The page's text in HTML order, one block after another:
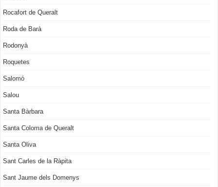
Rocafort de Queralt
Roda de Barà
Rodonyà
Roquetes
Salomó
Salou
Santa Bàrbara
Santa Coloma de Queralt
Santa Oliva
Sant Carles de la Ràpita
Sant Jaume dels Domenys